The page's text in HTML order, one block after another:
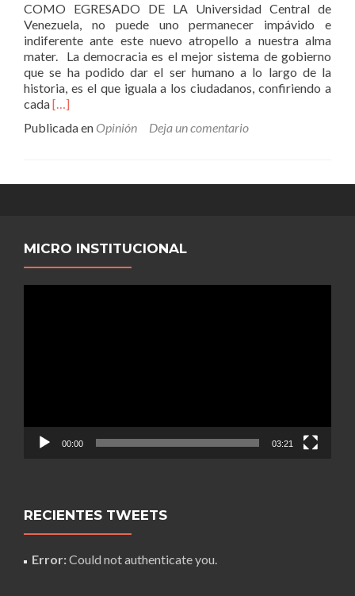
COMO EGRESADO DE LA Universidad Central de
Venezuela, no puede uno permanecer impávido e
indiferente ante este nuevo atropello a nuestra alma
mater. La democracia es el mejor sistema de gobierno
que se ha podido dar el ser humano a lo largo de la
historia, es el que iguala a los ciudadanos, confiriendo a
cadaLeer
defensa
UCV,
[…]
Publicada en Opinión Deja un comentario
MICRO INSTITUCIONAL
00:00 03:21
RECIENTES TWEETS
Error:Could not authenticate you.